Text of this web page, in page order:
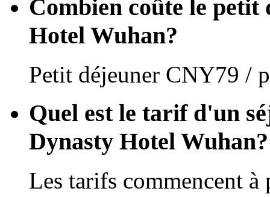
Combien coûte le
Hotel Wuhan?
Petit déjeuner CNY79 /
Quel est le tarif d'un
Dynasty Hotel Wuhan?
Les tarifs commencent